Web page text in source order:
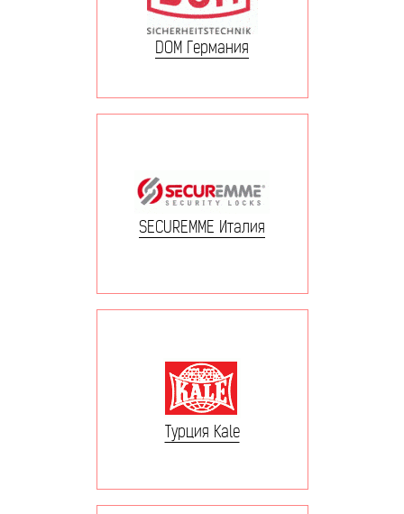
DOM Германия
SECUREMME Италия
Турция Kale